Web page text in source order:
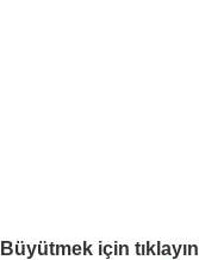
Büyütmek için tıklayın